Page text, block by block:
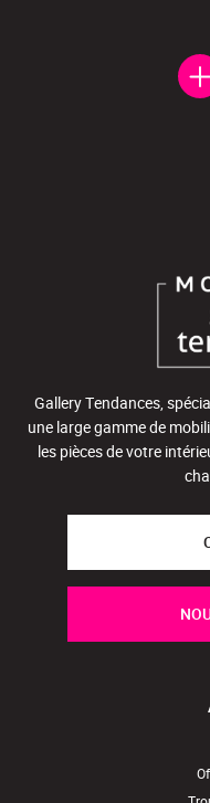
Gallery Tendances,
une large gamme de
les pièces de votre